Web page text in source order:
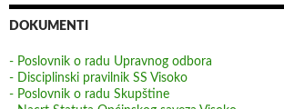
DOKUMENTI
- Poslovnik o radu Upravnog odbora
- Disciplinski pravilnik SS Visoko
- Poslovnik o radu Skupštine